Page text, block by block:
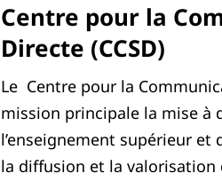
Centre pour la
Directe (CCSD)
Le Centre pour la
mission principale la mise à
l’enseignement supérieur et
la diffusion et la valorisation